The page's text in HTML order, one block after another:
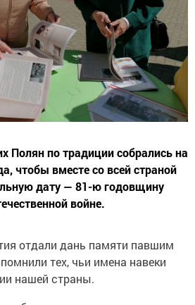
Полян по традиции собрались на
чтобы вместе со всей страной
дату — 81-ю годовщину
войне.
отдали дань памяти павшим
тех, чьи имена навеки
нашей страны.